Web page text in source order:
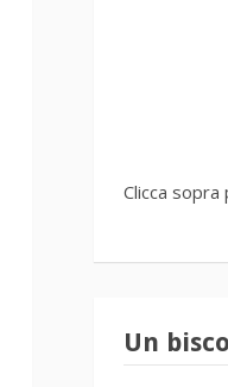
Clicca sopra
Un